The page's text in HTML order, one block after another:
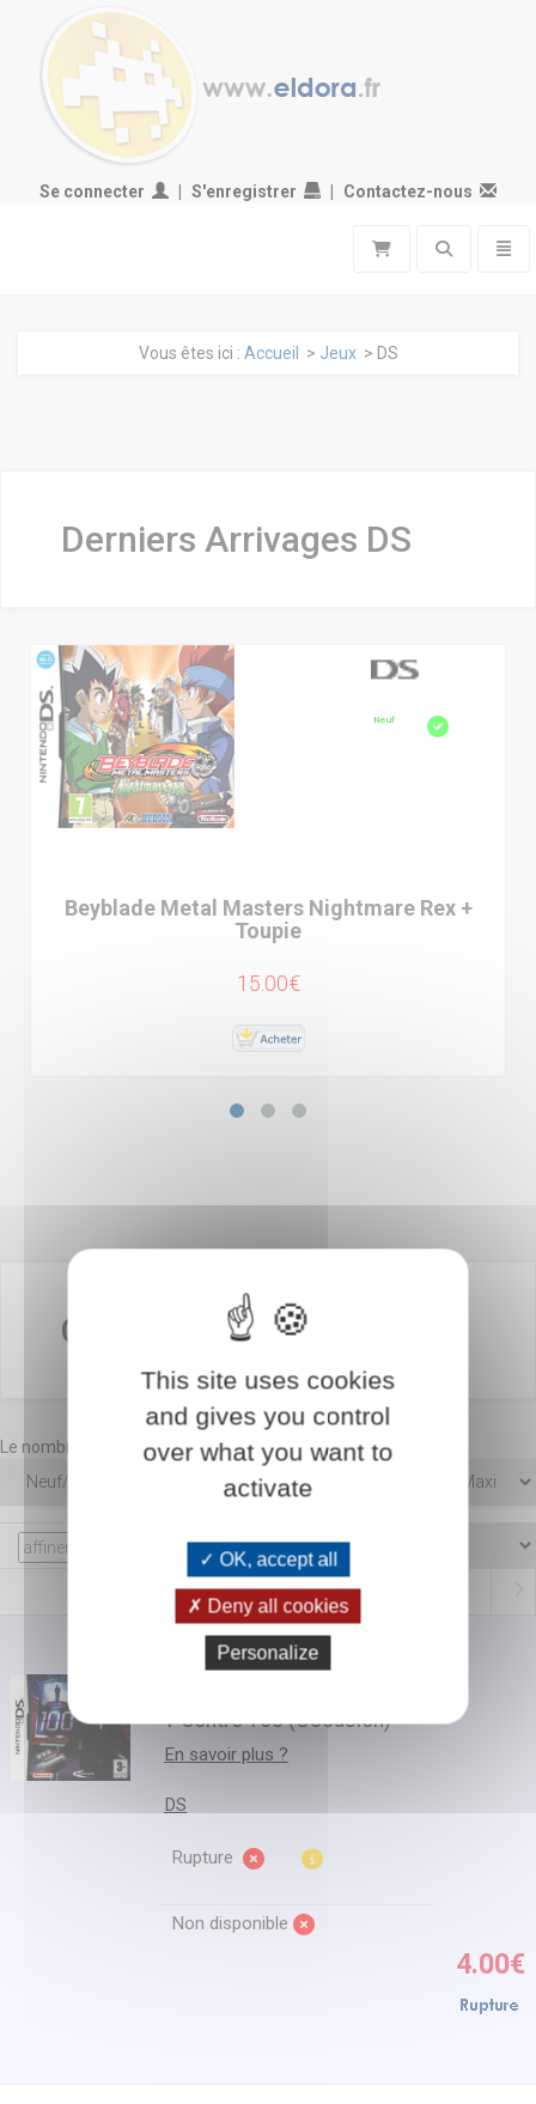
Se connecter S'enregistrer Contactez-nous
Toggle search
Vous êtes ici : Accueil > Jeux> DS
Derniers Arrivages DS
Neuf
Beyblade Metal Masters Nightmare Rex +
Toupie
15.00€
Catalogue DS
Le nombre d'articles trouvé est : 1833
1 Contre 100 (Occasion)
En savoir plus ?
DS
Rupture
Non disponible
4.00€
This site uses cookies
and gives you control
over what you want to
activate
OK, accept all
Deny all cookies
Personalize